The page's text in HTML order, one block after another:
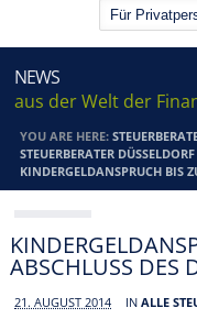
NEWS
aus der Welt der
YOU ARE HERE:
STEUERBERATER
KINDERGELDANSPRUCH BIS
ABSCHLUSS DES
21. AUGUST 2014 INALLE